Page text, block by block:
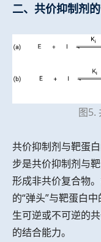
二、共价抑制剂
图5.
共价抑制剂与靶蛋
步是共价抑制剂与
形成非共价复合物
的“弹头”与靶蛋白
生可逆或不可逆的
的结合能力。